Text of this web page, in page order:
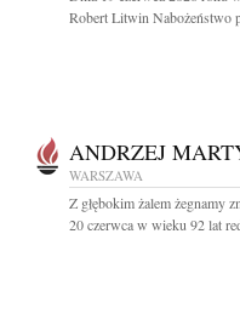
Robert Litwin Nabożeństwo
ANDRZEJ
WARSZAWA
Z głębokim żalem żegnamy
20 czerwca w wieku 92 lat